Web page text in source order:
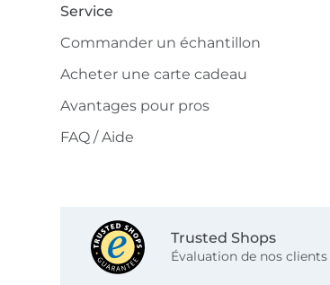
Service
Commander un échantillon
Acheter une carte cadeau
Avantages pour pros
FAQ / Aide
Trusted Shops
Évaluation de nos clients